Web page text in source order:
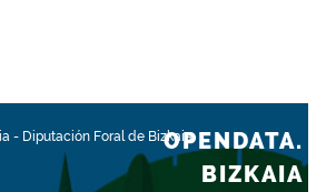
- Diputación Foral de BizkaiaOPENDATA.
BIZKAIA